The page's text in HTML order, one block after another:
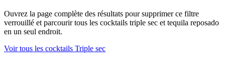
Ouvrez la page complète des résultats pour supprimer ce filtre
verrouillé et parcourir tous les cocktails triple sec et tequila reposado
en un seul endroit.
Voir tous les cocktails Triple sec